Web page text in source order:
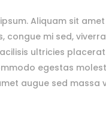
Aliquam sit
mi sed,
ultricies
egestas
augue sed massa